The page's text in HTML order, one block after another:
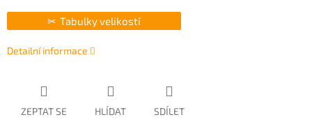
Tabulky velikostí
Detailní informace
ZEPTAT SE HLÍDAT SDÍLET